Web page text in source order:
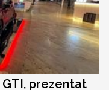
prezentat